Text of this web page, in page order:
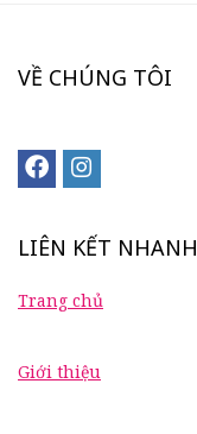
VỀ CHÚNG TÔI
LIÊN KẾT NHANH
Trang chủ
Giới thiệu